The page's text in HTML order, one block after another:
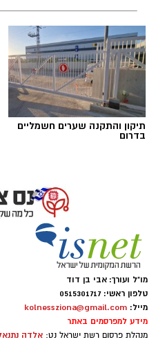
חד־משמעיות על היעדר
כישלון ההנהגה ועל
היום, ללא שום שינוי
בהתנהלות העירייה,
לאותה הנהגה שביקרו
הציבור זכאי לשאול
שנאמר היה נכון מה
למה נאמר מלכתחילה?
ערב של כוכבים בנס ציונה
גמיני
קירל תעלה על הבמה בשעה
.
מוצאי שבת, 8 באוגוסט, הולך להיות
במיוחד בנס ציונה
כוכבים" שיתקיים במגרש
לאצטדיון העירוני. אבל
תיקון והתקנה שערים חשמליים
בדרום
מו"ל ועורך: אבי בן דוד
טלפון ראשי: 0515301717
מייל: kolnessziona@gmail.com
מידע למפרסמים באתר
מנהלת פרסום רשת ישראל נט: אלדה